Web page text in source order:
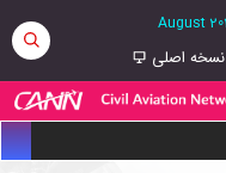
نسخه اصلی